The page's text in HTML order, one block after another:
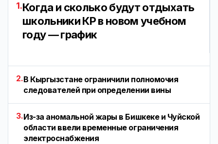
1.Когда и сколько будут отдыхать
школьники КР в новом учебном
году — график
2.В Кыргызстане ограничили полномочия
следователей при определении вины
3.Из-за аномальной жары в Бишкеке и Чуйской
области ввели временные ограничения
электроснабжения